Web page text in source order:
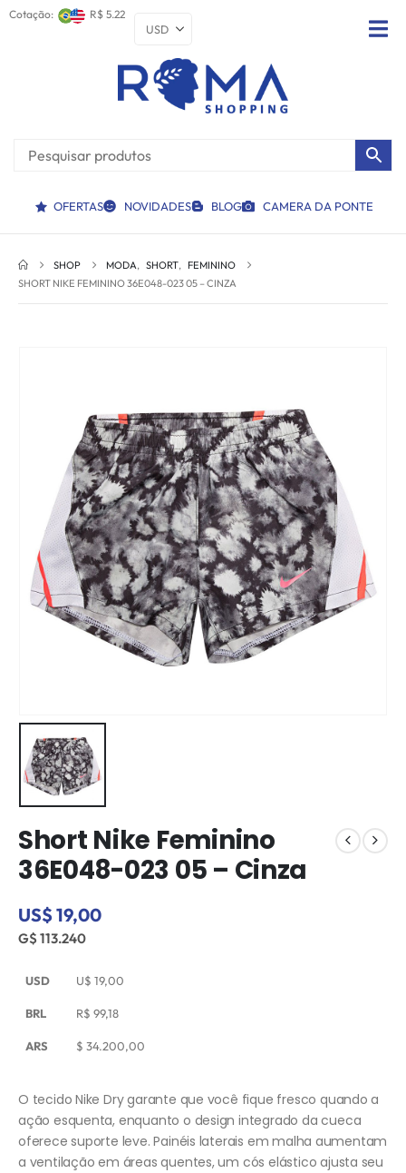
Cotação: R$ 5.22
OFERTAS NOVIDADES BLOG CAMERA DA PONTE
SHOP MODA, SHORT, FEMININO
SHORT NIKE FEMININO 36E048-023 05 – CINZA
Short Nike Feminino
36E048-023 05 – Cinza
US$ 19,00
G$ 113.240
USD U$ 19,00
BRL R$ 99,18
ARS $ 34.200,00
O tecido Nike Dry garante que você fique fresco quando a
ação esquenta, enquanto o design integrado da cueca
oferece suporte leve. Painéis laterais em malha aumentam
a ventilação em áreas quentes, um cós elástico ajusta seu